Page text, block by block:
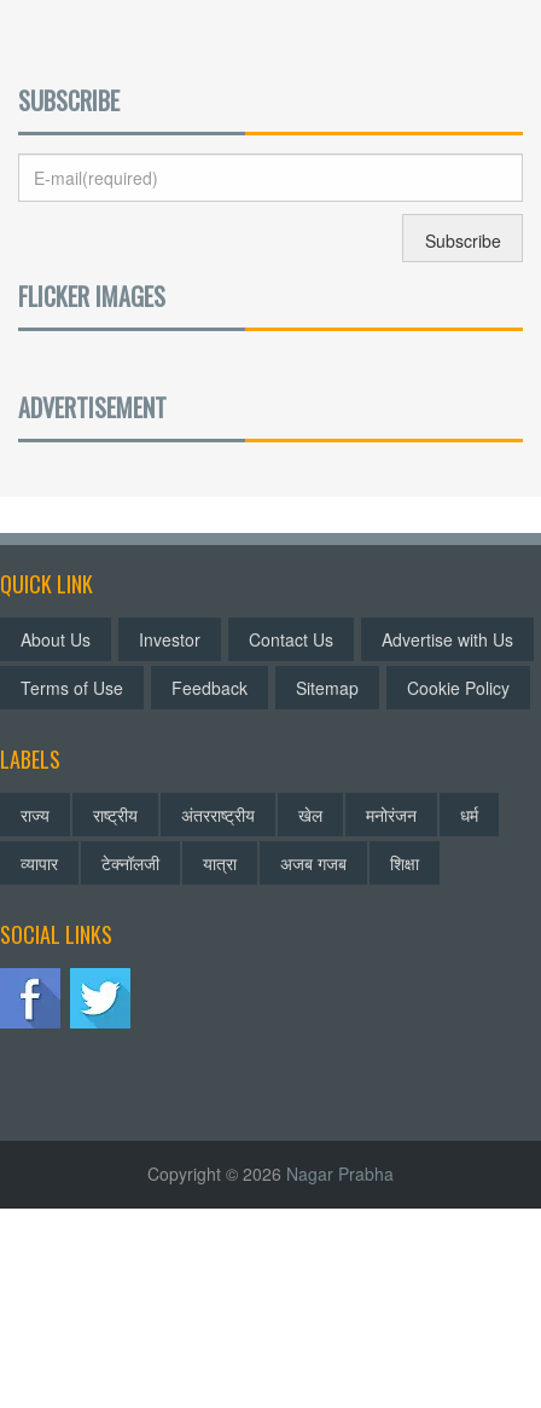
SUBSCRIBE
FLICKER IMAGES
ADVERTISEMENT
QUICK LINK
About Us Investor Contact Us
Advertise with Us
Terms of Use
Feedback Sitemap Cookie Policy
LABELS
राज्य राष्ट्रीय अंतरराष्ट्रीय खेल मनोरंजन
धर्म
व्यापार
टेक्नॉलजी यात्रा अजब गजब शिक्षा
SOCIAL LINKS
Copyright © 2026 Nagar Prabha